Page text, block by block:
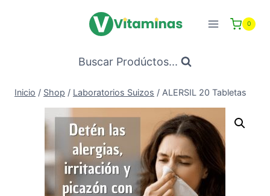
0
Buscar Prodúctos...
Inicio / Shop / Laboratorios Suizos / ALERSIL 20 Tabletas